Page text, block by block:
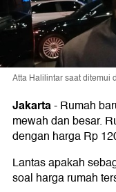
Atta Halilintar saat ditemui
Jakarta-Rumah
mewah dan besar.
dengan harga Rp
Lantas apakah
soal harga rumah